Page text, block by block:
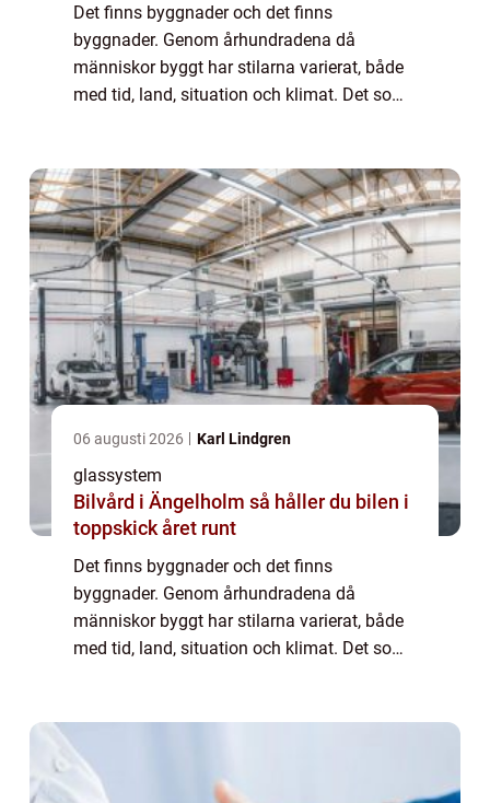
Det finns byggnader och det finns
byggnader. Genom århundradena då
människor byggt har stilarna varierat, både
med tid, land, situation och klimat. Det som
06 augusti 2026 Karl Lindgren
glassystem
Bilvård i Ängelholm så håller du bilen i
toppskick året runt
Det finns byggnader och det finns
byggnader. Genom århundradena då
människor byggt har stilarna varierat, både
med tid, land, situation och klimat. Det som